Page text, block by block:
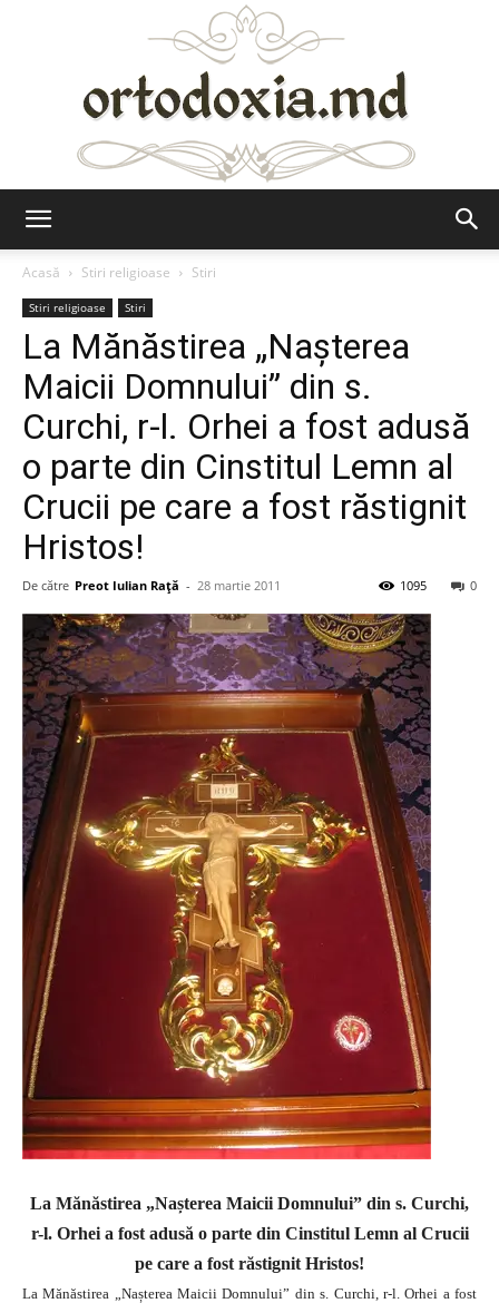
Acasă
Stiri religioase Stiri
Stiri religioase Stiri
La Mănăstirea „Nașterea
Maicii Domnului” din s.
Curchi, r-l. Orhei a fost adusă
o parte din Cinstitul Lemn al
Crucii pe care a fost răstignit
Hristos!
De către Preot Iulian Raţă - 28 martie 2011 0
1095
La Mănăstirea „Nașterea Maicii Domnului” din s. Curchi,
r-l. Orhei a fost adusă o parte din Cinstitul Lemn al Crucii
pe care a fost răstignit Hristos!
La Mănăstirea „Nașterea Maicii Domnului” din s. Curchi, r-l. Orhei a fost